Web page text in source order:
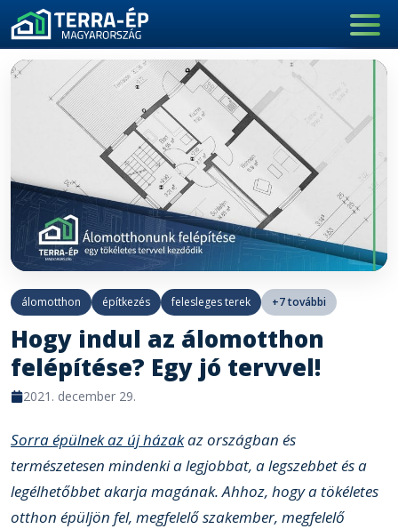
Main Navigation
álomotthon építkezés felesleges terek +7 további
Hogy indul az álomotthon
felépítése? Egy jó tervvel!
2021. december 29.
Sorra épülnek az új házakaz országban és
természetesen mindenki a legjobbat, a legszebbet és a
legélhetőbbet akarja magának. Ahhoz, hogy a tökéletes
otthon épüljön fel, megfelelő szakember, megfelelő